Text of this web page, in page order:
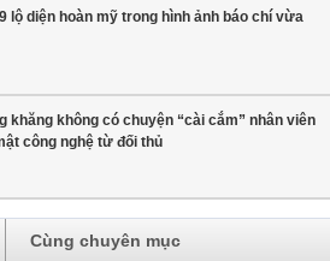
lộ diện hoàn mỹ trong hình ảnh báo chí vừa
khăng không có chuyện “cài cắm” nhân viên
công nghệ từ đối thủ
Cùng chuyên mục